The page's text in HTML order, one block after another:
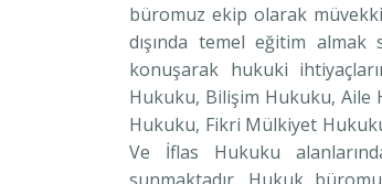
büromuz ekip olarak
dışında temel eğitim
konuşarak hukuki
Hukuku, Bilişim Hukuku,
Hukuku, Fikri Mülkiyet
Ve İflas Hukuku